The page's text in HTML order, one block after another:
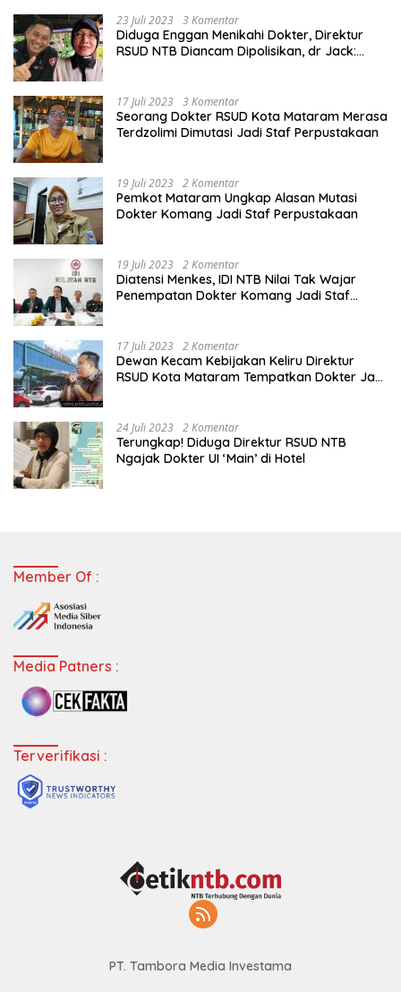
23 Juli 2023 3 Komentar
Diduga Enggan Menikahi Dokter, Direktur
RSUD NTB Diancam Dipolisikan, dr Jack:
17 Juli 2023 3 Komentar
Seorang Dokter RSUD Kota Mataram Merasa
Terdzolimi Dimutasi Jadi Staf Perpustakaan
19 Juli 2023 2 Komentar
Pemkot Mataram Ungkap Alasan Mutasi
Dokter Komang Jadi Staf Perpustakaan
19 Juli 2023 2 Komentar
Diatensi Menkes, IDI NTB Nilai Tak Wajar
Penempatan Dokter Komang Jadi Staf
17 Juli 2023 2 Komentar
Dewan Kecam Kebijakan Keliru Direktur
RSUD Kota Mataram Tempatkan Dokter Jadi
24 Juli 2023 2 Komentar
Terungkap! Diduga Direktur RSUD NTB
Ngajak Dokter UI ‘Main’ di Hotel
Member Of :
Media Patners :
Terverifikasi :
PT. Tambora Media Investama